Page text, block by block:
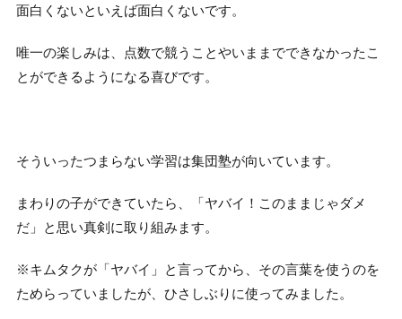
面白くないといえば面白くないです。
唯一の楽しみは、点数で競うことやいままでできなかったこ
とができるようになる喜びです。
そういったつまらない学習は集団塾が向いています。
まわりの子ができていたら、「ヤバイ！このままじゃダメ
だ」と思い真剣に取り組みます。
※キムタクが「ヤバイ」と言ってから、その言葉を使うのを
ためらっていましたが、ひさしぶりに使ってみました。